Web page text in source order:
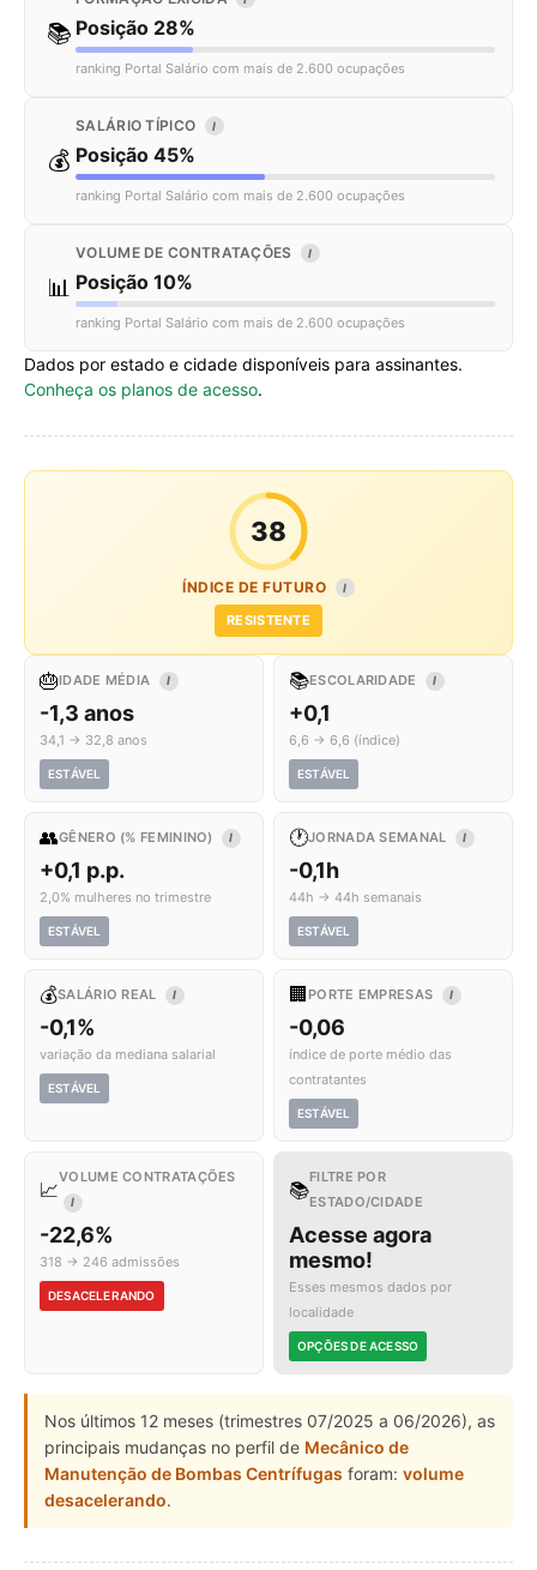
📚 Posição 28%
ranking Portal Salário com mais de 2.600 ocupações
💰
SALÁRIO TÍPICO I
Posição 45%
ranking Portal Salário com mais de 2.600 ocupações
📊
VOLUME DE CONTRATAÇÕES I
Posição 10%
ranking Portal Salário com mais de 2.600 ocupações
Dados por estado e cidade disponíveis para assinantes.
Conheça os planos de acesso.
38
ÍNDICE DE FUTURO I
RESISTENTE
🎂IDADE MÉDIA I
-1,3 anos
34,1 → 32,8 anos
ESTÁVEL
📚ESCOLARIDADE I
+0,1
6,6 → 6,6 (índice)
ESTÁVEL
👥GÊNERO (% FEMININO) I
+0,1 p.p.
2,0% mulheres no trimestre
ESTÁVEL
🕐JORNADA SEMANAL I
-0,1h
44h → 44h semanais
ESTÁVEL
💰SALÁRIO REAL I
-0,1%
variação da mediana salarial
ESTÁVEL
🏢 PORTE EMPRESAS I
-0,06
índice de porte médio das
contratantes
ESTÁVEL
📈
VOLUME CONTRATAÇÕES
I
-22,6%
318 → 246 admissões
DESACELERANDO
📚
FILTRE POR
ESTADO/CIDADE
Acesse agora
mesmo!
Esses mesmos dados por
localidade
OPÇÕES DE ACESSO
Nos últimos 12 meses (trimestres 07/2025 a 06/2026), as
principais mudanças no perfil de Mecânico de
Manutenção de Bombas Centrífugas foram: volume
desacelerando.